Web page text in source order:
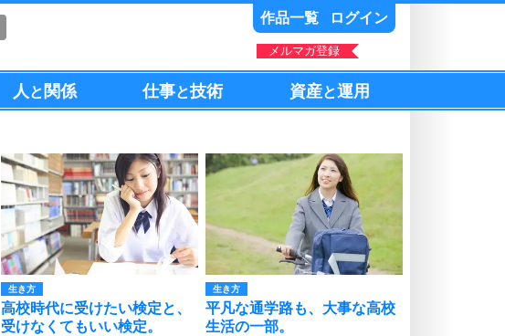
作品一覧 ログイン
メルマガ登録
人と 関係 仕事と技術 資産と運用
生き方
高校時代に受けたい検定と、
受けなくてもいい検定。
生き方
平凡な通学路も、大事な高校
生活の一部。